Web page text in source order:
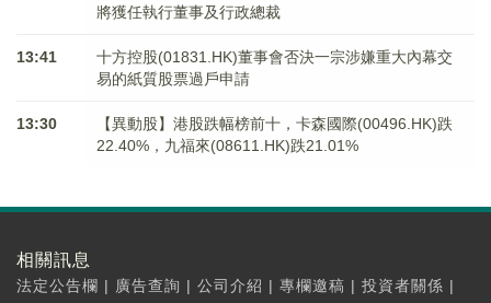
將獲任執行董事及行政總裁
13:41
十方控股(01831.HK)董事會否決一宗涉嫌重大內幕交
易的紙質股票過戶申請
13:30
【異動股】港股跌幅榜前十，卡森國際(00496.HK)跌
22.40%，九福來(08611.HK)跌21.01%
相關訊息
法定公告欄 | 廣告查詢 | 公司介紹 | 專欄邀稿 | 投資者關係 |